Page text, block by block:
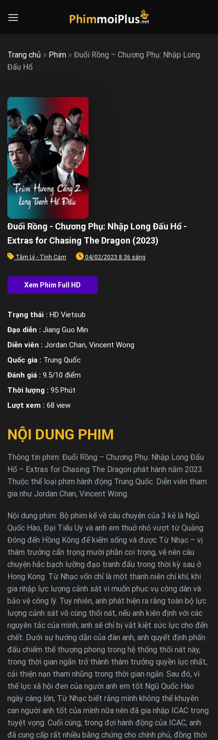
Trang chủ » Phim » Đuổi Rồng – Chương Phụ: Nhập Long
Đấu Hổ
Đuổi Rồng - Chương Phụ: Nhập Long Đấu Hổ -
Extras for Chasing The Dragon (2023)
Tâm Lý - Tình Cảm 04/02/2023 8:36 sáng
Trạng thái : HD Vietsub
Đạo diễn : Jiang Guo Min
Diễn viên : Jordan Chan, Vincent Wong
Quốc gia : Trung Quốc
Đánh giá : 9.5/10 điểm
Thời lượng : 95 Phút
Lượt xem : 68 view
NỘI DUNG PHIM
Thông tin phim: Đuổi Rồng – Chương Phụ: Nhập Long Đấu
Hổ – Extras for Chasing The Dragon phát hành năm 2023.
Thuộc thể loại phim hành động Trung Quốc. Diễn viên tham
gia như Jordan Chan, Vincent Wong.
Nội dung phim: Bộ phim kể về câu chuyện của 3 kẻ là Ngũ
Quốc Hào, Đại Tiểu Uy và anh em thuở nhỏ vượt từ Quảng
Đông đến Hồng Kông để kiếm sống và được Từ Nhạc – vị
thám trưởng cẩn trọng mười phần coi trọng, vẽ nên câu
chuyện hắc bạch lưỡng đạo tranh đấu trong thời kỳ sau ở
Hong Kong. Từ Nhạc vốn chỉ là một thanh niên chí khí, khi
gia nhập lực lượng cảnh sát vì muốn phục vụ công dân và
bảo vệ công lý. Tuy nhiên, anh phát hiện ra rằng toàn bộ lực
lượng cảnh sát vô cùng thối nát, nếu anh kiên định với các
nguyên tắc của mình, anh sẽ chỉ bị vắt kiệt sức lực cho đến
chết. Dưới sự hướng dẫn của đàn anh, anh quyết định phấn
đấu chiếm thế thượng phong trong hệ thống thối nát này,
trong thời gian ngắn trở thành thám trưởng quyền lực nhất,
cải thiện nạn tham nhũng trong thời gian ngắn. Sau đó, vì
thế lực xã hội đen của người anh em tốt Ngũ Quốc Hào
ngày càng lớn, Từ Nhạc biết rằng mình không thể khuyên
can người anh tốt của mình nữa nên đã gia nhập ICAC trong
tuyệt vọng. Cuối cùng, trong đợi hành động của ICAC, anh
đã cung cấp rất nhiều bằng chứng cho chính phủ, đồng thời